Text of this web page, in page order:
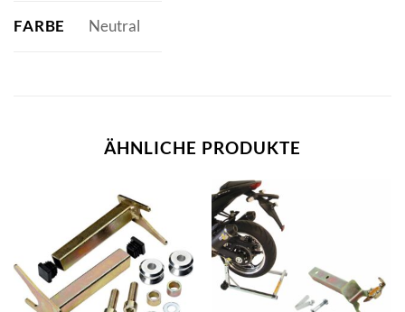
FARBE Neutral
ÄHNLICHE PRODUKTE